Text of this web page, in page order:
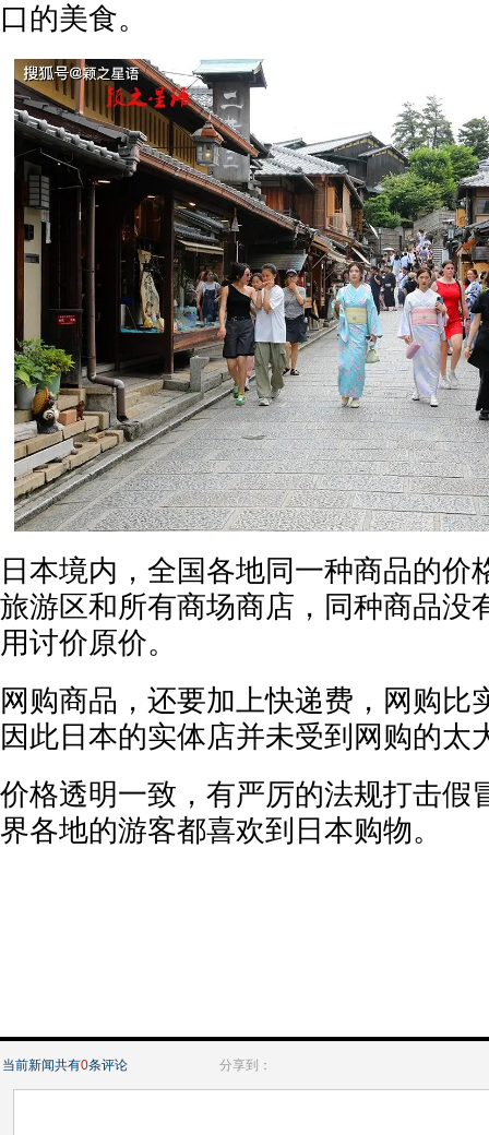
口的美食。
日本境内，全国各地同一种商品的价
旅游区和所有商场商店，同种商品没
用讨价原价。
网购商品，还要加上快递费，网购比
因此日本的实体店并未受到网购的太
价格透明一致，有严厉的法规打击假
界各地的游客都喜欢到日本购物。
当前新闻共有0条评论 分享到：